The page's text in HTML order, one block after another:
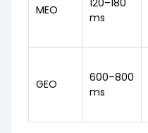
MEO
120–180
ms
GEO
600–800
ms